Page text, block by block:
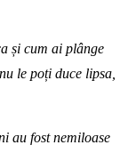
și cum ai plânge
le poți duce lipsa,
au fost nemiloase